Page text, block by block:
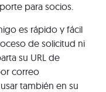
para socios.
es rápido y fácil
de solicitud ni
su URL de
correo
también en su